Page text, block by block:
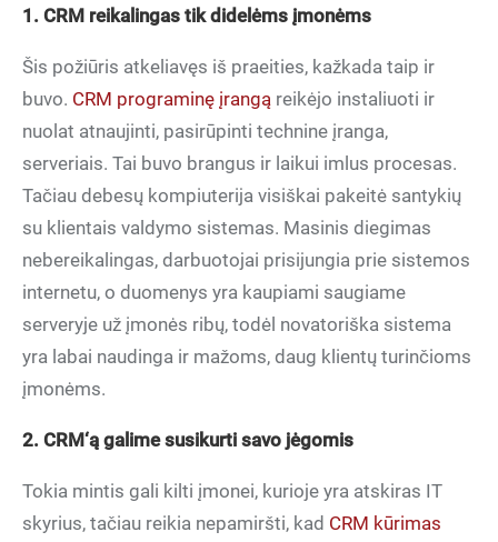
1. CRM reikalingas tik didelėms įmonėms
Šis požiūris atkeliavęs iš praeities, kažkada taip ir
buvo. CRM programinę įrangą reikėjo instaliuoti ir
nuolat atnaujinti, pasirūpinti technine įranga,
serveriais. Tai buvo brangus ir laikui imlus procesas.
Tačiau debesų kompiuterija visiškai pakeitė santykių
su klientais valdymo sistemas. Masinis diegimas
nebereikalingas, darbuotojai prisijungia prie sistemos
internetu, o duomenys yra kaupiami saugiame
serveryje už įmonės ribų, todėl novatoriška sistema
yra labai naudinga ir mažoms, daug klientų turinčioms
įmonėms.
2. CRM‘ą galime susikurti savo jėgomis
Tokia mintis gali kilti įmonei, kurioje yra atskiras IT
skyrius, tačiau reikia nepamiršti, kad CRM kūrimas